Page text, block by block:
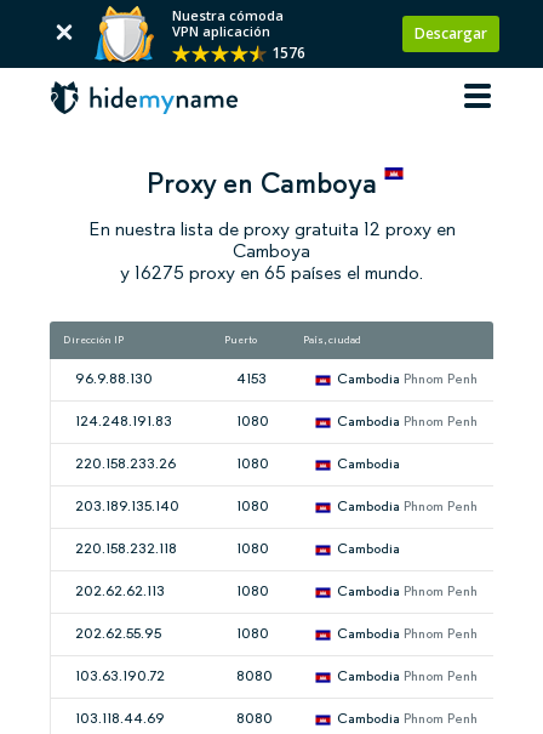
Nuestra cómoda
VPN aplicación
1576
Descargar
Proxy en Camboya
En nuestra lista de proxy gratuita 12 proxy en
Camboya
y 16275 proxy en 65 países el mundo.
Dirección IP Puerto País, ciudad
96.9.88.130 4153 Cambodia Phnom Penh
124.248.191.83 1080 Cambodia Phnom Penh
220.158.233.26 1080 Cambodia
203.189.135.140 1080 Cambodia Phnom Penh
220.158.232.118 1080 Cambodia
202.62.62.113 1080 Cambodia Phnom Penh
202.62.55.95 1080 Cambodia Phnom Penh
103.63.190.72 8080 Cambodia Phnom Penh
103.118.44.69 8080 Cambodia Phnom Penh